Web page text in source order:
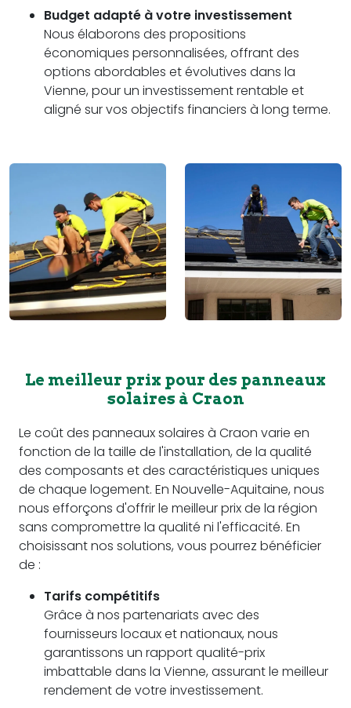
Budget adapté à votre investissement
Nous élaborons des propositions
économiques personnalisées, offrant des
options abordables et évolutives dans la
Vienne, pour un investissement rentable et
aligné sur vos objectifs financiers à long terme.
Le meilleur prix pour des panneaux
solaires à Craon
Le coût des panneaux solaires à Craon varie en
fonction de la taille de l'installation, de la qualité
des composants et des caractéristiques uniques
de chaque logement. En Nouvelle-Aquitaine, nous
nous efforçons d'offrir le meilleur prix de la région
sans compromettre la qualité ni l'efficacité. En
choisissant nos solutions, vous pourrez bénéficier
de :
Tarifs compétitifs
Grâce à nos partenariats avec des
fournisseurs locaux et nationaux, nous
garantissons un rapport qualité-prix
imbattable dans la Vienne, assurant le meilleur
rendement de votre investissement.